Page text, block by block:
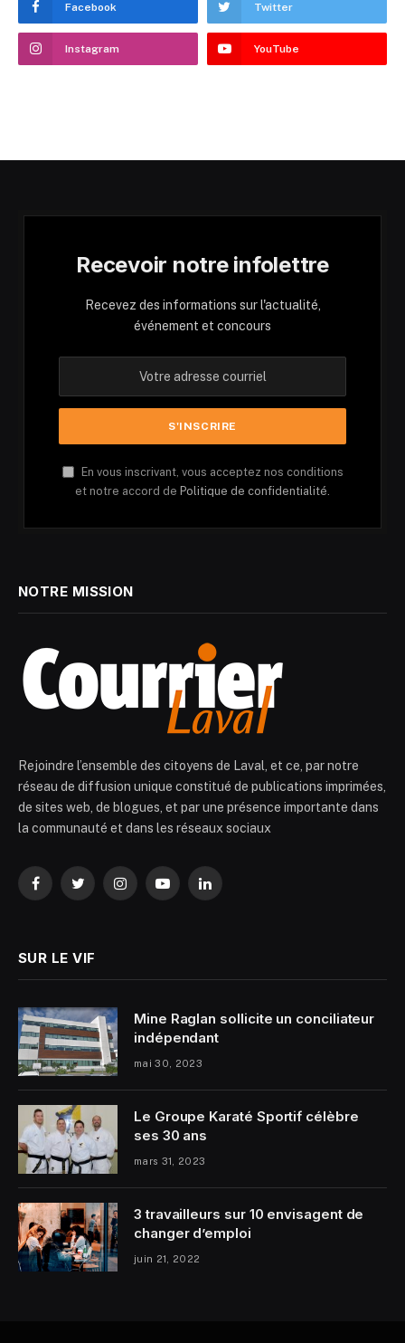
Facebook Twitter
Instagram YouTube
Recevoir notre infolettre
Recevez des informations sur l'actualité,
événement et concours
En vous inscrivant, vous acceptez nos conditions
et notre accord de Politique de confidentialité.
NOTRE MISSION
Rejoindre l’ensemble des citoyens de Laval, et ce, par notre
réseau de diffusion unique constitué de publications imprimées,
de sites web, de blogues, et par une présence importante dans
la communauté et dans les réseaux sociaux
FacebookTwitterInstagramYouTubeLinkedIn
SUR LE VIF
Mine Raglan sollicite un conciliateur
indépendant
mai 30, 2023
Le Groupe Karaté Sportif célèbre
ses 30 ans
mars 31, 2023
3 travailleurs sur 10 envisagent de
changer d’emploi
juin 21, 2022